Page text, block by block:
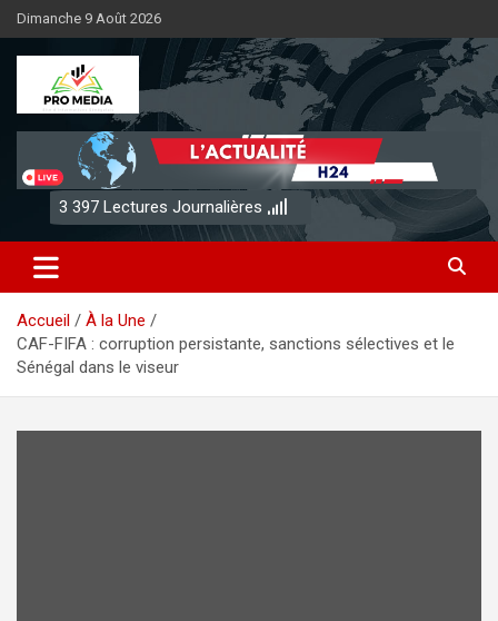
Aller
au
contenu
Dimanche 9 Août 2026
Sénégal Promedia
3 397 Lectures Journalières
Accueil
À la Une
CAF-FIFA : corruption persistante, sanctions sélectives et le
Sénégal dans le viseur